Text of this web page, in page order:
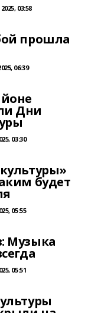
03:58
прошла
06:39
Дни
03:30
будет
05:55
Музыка
05:51